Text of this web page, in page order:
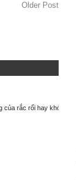
Older Post
của rắc rối hay khó